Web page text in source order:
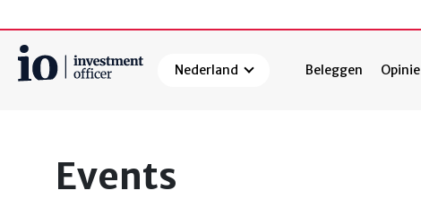
Nederland Beleggen Opinie
Events